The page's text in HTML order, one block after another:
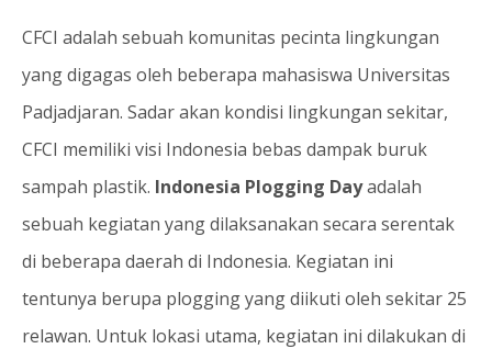
CFCI adalah sebuah komunitas pecinta lingkungan
yang digagas oleh beberapa mahasiswa Universitas
Padjadjaran. Sadar akan kondisi lingkungan sekitar,
CFCI memiliki visi Indonesia bebas dampak buruk
sampah plastik. Indonesia Plogging Dayadalah
sebuah kegiatan yang dilaksanakan secara serentak
di beberapa daerah di Indonesia. Kegiatan ini
tentunya berupa plogging yang diikuti oleh sekitar 25
relawan. Untuk lokasi utama, kegiatan ini dilakukan di